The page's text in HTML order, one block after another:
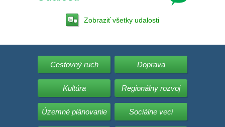
Zobraziť všetky udalosti
Cestovný ruch Doprava
Kultúra Regionálny rozvoj
Územné plánovanie Sociálne veci